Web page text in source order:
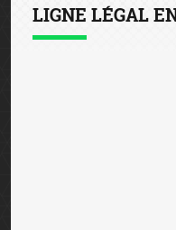
LIGNE LÉGAL